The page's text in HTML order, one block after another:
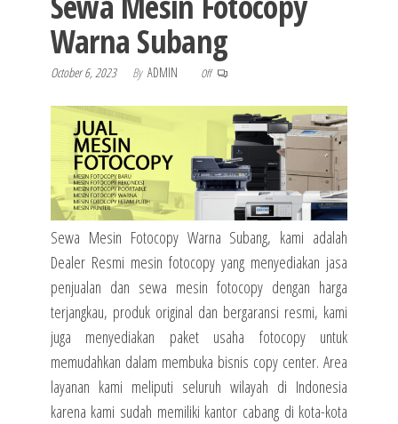
Warna Subang
October 6, 2023 By ADMIN Off
Sewa Mesin Fotocopy Warna Subang, kami adalah
Dealer Resmi mesin fotocopy yang menyediakan jasa
penjualan dan sewa mesin fotocopy dengan harga
terjangkau, produk original dan bergaransi resmi, kami
juga menyediakan paket usaha fotocopy untuk
memudahkan dalam membuka bisnis copy center. Area
layanan kami meliputi seluruh wilayah di Indonesia
karena kami sudah memiliki kantor cabang di kota-kota